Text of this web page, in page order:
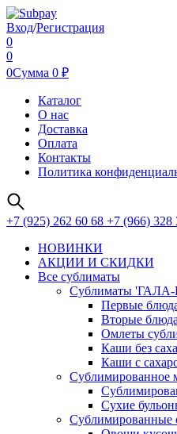
Вход/Регистрация
0
0
0Сумма 0 ₽
Каталог
О нас
Доставка
Оплата
Контакты
Политика
+7 (925) 262 60 68 +7 (966) 328
НОВИНКИ
АКЦИИ И СКИДКИ
Все сублиматы
Сублиматы
Первые
Вторые блюда
Омлеты
Каши без
Каши с
Сублимированное
Сухие
Сублимированные